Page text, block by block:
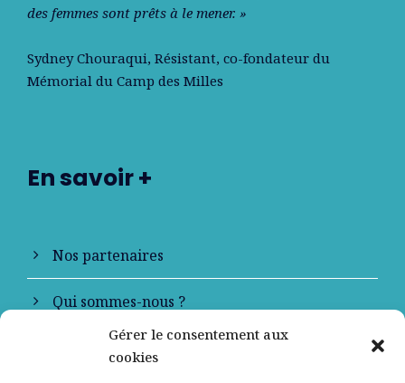
Gérer le consentement aux
cookies
des femmes sont prêts à le mener. »
Sydney Chouraqui, Résistant, co-fondateur du
Mémorial du Camp des Milles
En savoir +
Nos partenaires
Qui sommes-nous ?
Contactez-nous